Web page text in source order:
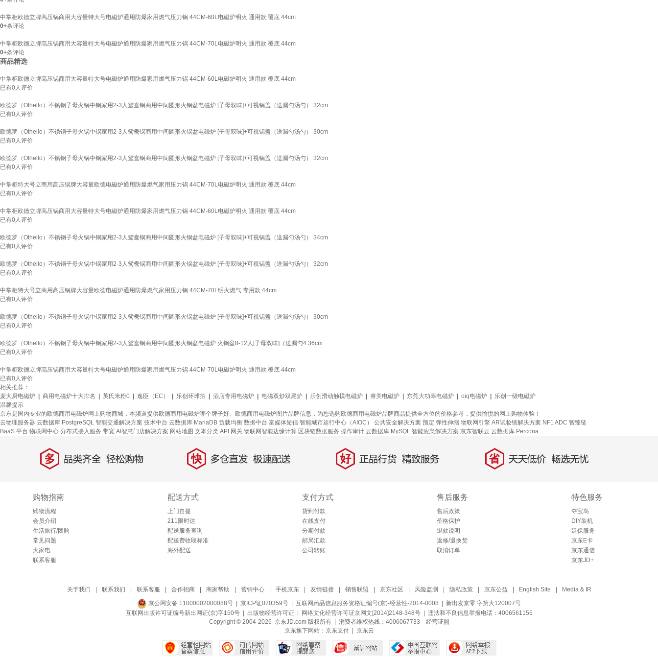
中掌柜欧德立牌高压锅商用大容量特大号电磁炉通用防爆家用燃气压力锅 44CM-60L电磁炉明火 通用款 覆底 44cm
0+条评论
中掌柜欧德立牌高压锅商用大容量特大号电磁炉通用防爆家用燃气压力锅 44CM-70L电磁炉明火 通用款 覆底 44cm
0+条评论
商品精选
中掌柜欧德立牌高压锅商用大容量特大号电磁炉通用防爆家用燃气压力锅 44CM-60L电磁炉明火 通用款 覆底 44cm
已有0人评价
欧德罗（Othello）不锈钢子母火锅中锅家用2-3人鸳鸯锅商用中间圆形火锅盆电磁炉 [子母双味]+可视锅盖（送漏勺汤勺） 32cm
已有0人评价
欧德罗（Othello）不锈钢子母火锅中锅家用2-3人鸳鸯锅商用中间圆形火锅盆电磁炉 [子母双味]+可视锅盖（送漏勺汤勺） 30cm
已有0人评价
欧德罗（Othello）不锈钢子母火锅中锅家用2-3人鸳鸯锅商用中间圆形火锅盆电磁炉 [子母双味]+可视锅盖（送漏勺汤勺） 32cm
已有0人评价
中掌柜特大号立商用高压锅牌大容量欧德电磁炉通用防爆燃气家用压力锅 44CM-70L电磁炉明火 通用款 覆底 44cm
已有0人评价
中掌柜欧德立牌高压锅商用大容量特大号电磁炉通用防爆家用燃气压力锅 44CM-60L电磁炉明火 通用款 覆底 44cm
已有0人评价
欧德罗（Othello）不锈钢子母火锅中锅家用2-3人鸳鸯锅商用中间圆形火锅盆电磁炉 [子母双味]+可视锅盖（送漏勺汤勺） 34cm
已有0人评价
欧德罗（Othello）不锈钢子母火锅中锅家用2-3人鸳鸯锅商用中间圆形火锅盆电磁炉 [子母双味]+可视锅盖（送漏勺汤勺） 32cm
已有0人评价
中掌柜特大号立商用高压锅牌大容量欧德电磁炉通用防爆燃气家用压力锅 44CM-70L明火燃气 专用款 44cm
已有0人评价
欧德罗（Othello）不锈钢子母火锅中锅家用2-3人鸳鸯锅商用中间圆形火锅盆电磁炉 [子母双味]+可视锅盖（送漏勺汤勺） 30cm
已有0人评价
欧德罗（Othello）不锈钢子母火锅中锅家用2-3人鸳鸯锅商用中间圆形火锅盆电磁炉 火锅盆8-12人[子母双味]（送漏勺4 36cm
已有0人评价
中掌柜欧德立牌高压锅商用大容量特大号电磁炉通用防爆家用燃气压力锅 44CM-70L电磁炉明火 通用款 覆底 44cm
已有0人评价
相关推荐：
麦大厨电磁炉
商用电磁炉十大排名 英氏米粉0 逸臣（EC） 乐创环球拍 酒店专用电磁炉 电磁双炒双尾炉 乐创滑动触摸电磁炉 睿美电磁炉 东莞大功率电磁炉 oiq电磁炉
乐创一级电磁炉
温馨提示
京东是国内专业的欧德商用电磁炉网上购物商城，本频道提供欧德商用电磁炉哪个牌子好、欧德商用电磁炉图片品牌信息，为您选购欧德商用电磁炉品牌商品提供全方位的价格参考，提供愉悦的网上购物体验！
云物理服务器 云数据库 PostgreSQL 智能交通解决方案 技术中台 云数据库 MariaDB 负载均衡 数据中台 富媒体短信 智能城市运行中心（AIOC） 公共安全解决方案 预定 弹性伸缩 物联网引擎 AR试妆镜解决方案 NF1 ADC 智臻链
BaaS 平台 物联网中心 分布式接入服务 带宽 AI智慧门店解决方案 网站地图 文本分类 API 网关 物联网智能边缘计算 区块链数据服务 操作审计 云数据库 MySQL 智能应急解决方案 京东智联云 云数据库 Percona
多 品类齐全，轻松购物 快 多仓直发，极速配送 好 正品行货，精致服务 省 天天低价，畅选无忧
购物指南
购物流程
会员介绍
生活旅行/团购
常见问题
大家电
联系客服
配送方式
上门自提
211限时达
配送服务查询
配送费收取标准
海外配送
支付方式
货到付款
在线支付
分期付款
邮局汇款
公司转账
售后服务
售后政策
价格保护
退款说明
返修/退换货
取消订单
特色服务
夺宝岛
DIY装机
延保服务
京东E卡
京东通信
京东JD+
关于我们 联系我们 联系客服 合作招商 商家帮助 营销中心 手机京东 友情链接 销售联盟 京东社区 风险监测 隐私政策 京东公益 English Site Media & IR
京公网安备 11000002000088号 | 京ICP证070359号 | 互联网药品信息服务资格证编号(京)-经营性-2014-0008 | 新出发京零 字第大120007号
互联网出版许可证编号新出网证(京)字150号 | 出版物经营许可证| 网络文化经营许可证京网文[2014]2148-348号| 违法和不良信息举报电话：4006561155
Copyright © 2004-2026 京东JD.com 版权所有 | 消费者维权热线：4006067733 经营证照
京东旗下网站： 京东支付| 京东云